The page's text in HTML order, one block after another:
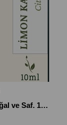
Limon Kabuğu Yağı, %100 Doğal ve Saf. 10 ml